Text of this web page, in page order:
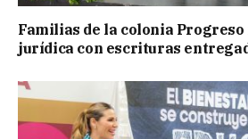
Familias de la colonia
jurídica con escrituras